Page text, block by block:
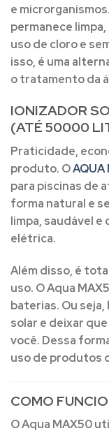
e
permanece
uso de cloro e
isso, é uma
o tratamento da
IONIZADOR
(ATÉ 50000
Praticidade,
produto. OAQUA
para piscinas de
forma natural e
limpa, saudável
elétrica.
Além disso, é
uso. O Aqua
baterias. Ou seja,
solar e deixar
você. Dessa
uso de produtos
COMO
O Aqua MAX50